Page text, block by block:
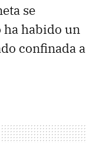
se
ha habido un
confinada a